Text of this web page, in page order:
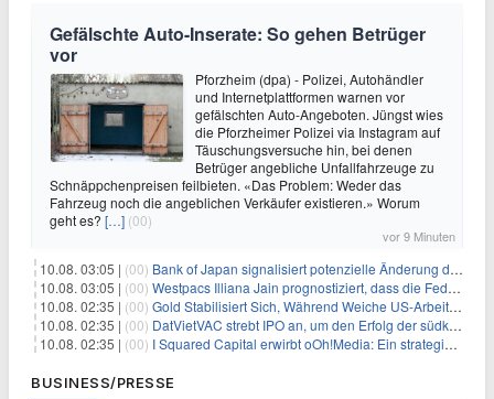
Gefälschte Auto-Inserate: So gehen Betrüger
vor
Pforzheim (dpa) - Polizei, Autohändler
und Internetplattformen warnen vor
gefälschten Auto-Angeboten. Jüngst wies
die Pforzheimer Polizei via Instagram auf
Täuschungsversuche hin, bei denen
Betrüger angebliche Unfallfahrzeuge zu
Schnäppchenpreisen feilbieten. «Das Problem: Weder das
Fahrzeug noch die angeblichen Verkäufer existieren.» Worum
geht es? […] (00)
vor 9 Minuten
10.08. 03:05 | (00) Bank of Japan signalisiert potenzielle Änderung der Zinspolitik angesichts von Inflationsbedenken
10.08. 03:05 | (00) Westpacs Illiana Jain prognostiziert, dass die Fed die Zinssätze nach dem Arbeitsmarktbericht stabil halten wird
10.08. 02:35 | (00) Gold Stabilisiert Sich, Während Weiche US-Arbeitsmarktdaten Zinsängste Lindern
10.08. 02:35 | (00) DatVietVAC strebt IPO an, um den Erfolg der südkoreanischen Unterhaltungsindustrie nachzuahmen
10.08. 02:35 | (00) I Squared Capital erwirbt oOh!Media: Ein strategischer Schritt in der Außenwerbung
BUSINESS/PRESSE